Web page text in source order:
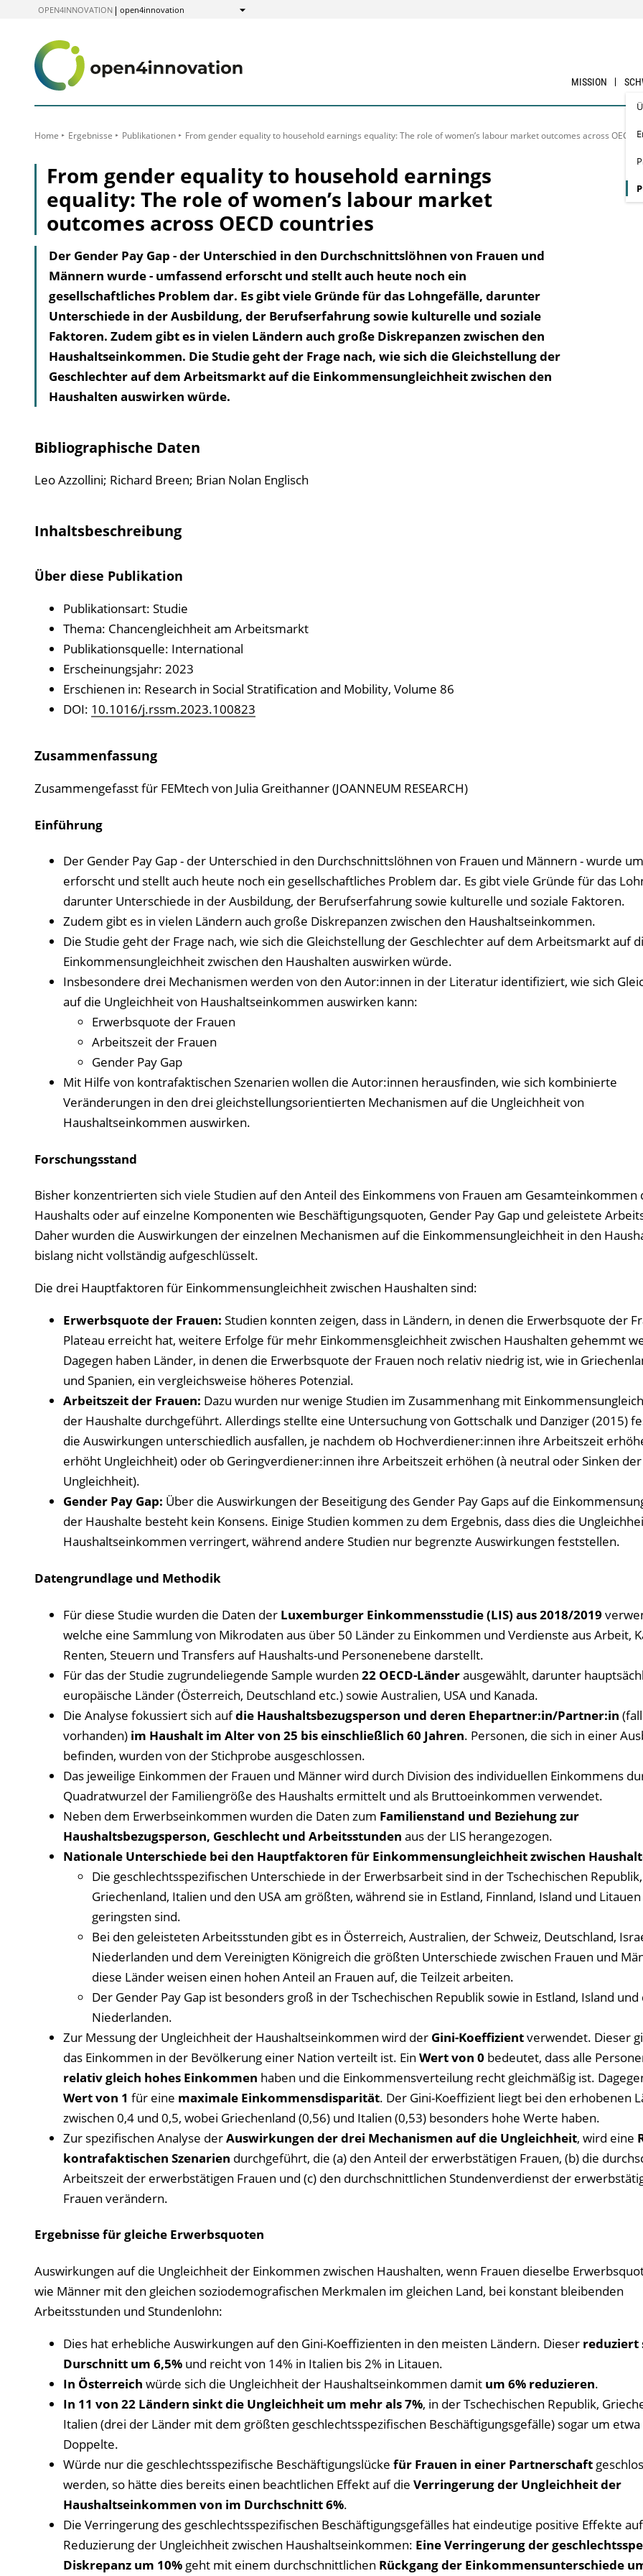
OPEN4INNOVATION open4innovation
Anzeigen
MISSION
Home Ergebnisse Publikationen From gender equality to household earnings equality: The role of women’s labour market outcomes across OECD
From gender equality to household earnings
equality: The role of women’s labour market
outcomes across OECD countries
Der Gender Pay Gap - der Unterschied in den Durchschnittslöhnen von Frauen und
Männern wurde - umfassend erforscht und stellt auch heute noch ein
gesellschaftliches Problem dar. Es gibt viele Gründe für das Lohngefälle, darunter
Unterschiede in der Ausbildung, der Berufserfahrung sowie kulturelle und soziale
Faktoren. Zudem gibt es in vielen Ländern auch große Diskrepanzen zwischen den
Haushaltseinkommen. Die Studie geht der Frage nach, wie sich die Gleichstellung der
Geschlechter auf dem Arbeitsmarkt auf die Einkommensungleichheit zwischen den
Haushalten auswirken würde.
Bibliographische Daten
Leo Azzollini; Richard Breen; Brian Nolan Englisch
Inhaltsbeschreibung
Über diese Publikation
Publikationsart: Studie
Thema: Chancengleichheit am Arbeitsmarkt
Publikationsquelle: International
Erscheinungsjahr: 2023
Erschienen in: Research in Social Stratification and Mobility, Volume 86
DOI: 10.1016/j.rssm.2023.100823
Zusammenfassung
Zusammengefasst für FEMtech von Julia Greithanner (JOANNEUM RESEARCH)
Einführung
Der Gender Pay Gap - der Unterschied in den Durchschnittslöhnen von Frauen und Männern - wurde
erforscht und stellt auch heute noch ein gesellschaftliches Problem dar. Es gibt viele Gründe für das
darunter Unterschiede in der Ausbildung, der Berufserfahrung sowie kulturelle und soziale Faktoren.
Zudem gibt es in vielen Ländern auch große Diskrepanzen zwischen den Haushaltseinkommen.
Die Studie geht der Frage nach, wie sich die Gleichstellung der Geschlechter auf dem Arbeitsmarkt auf
Einkommensungleichheit zwischen den Haushalten auswirken würde.
Insbesondere drei Mechanismen werden von den Autor:innen in der Literatur identifiziert, wie sich
auf die Ungleichheit von Haushaltseinkommen auswirken kann:
Erwerbsquote der Frauen
Arbeitszeit der Frauen
Gender Pay Gap
Mit Hilfe von kontrafaktischen Szenarien wollen die Autor:innen herausfinden, wie sich kombinierte
Veränderungen in den drei gleichstellungsorientierten Mechanismen auf die Ungleichheit von
Haushaltseinkommen auswirken.
Forschungsstand
Bisher konzentrierten sich viele Studien auf den Anteil des Einkommens von Frauen am Gesamteinkommen
Haushalts oder auf einzelne Komponenten wie Beschäftigungsquoten, Gender Pay Gap und geleistete
Daher wurden die Auswirkungen der einzelnen Mechanismen auf die Einkommensungleichheit in den
bislang nicht vollständig aufgeschlüsselt.
Die drei Hauptfaktoren für Einkommensungleichheit zwischen Haushalten sind:
Erwerbsquote der Frauen: Studien konnten zeigen, dass in Ländern, in denen die Erwerbsquote der
Plateau erreicht hat, weitere Erfolge für mehr Einkommensgleichheit zwischen Haushalten gehemmt
Dagegen haben Länder, in denen die Erwerbsquote der Frauen noch relativ niedrig ist, wie in
und Spanien, ein vergleichsweise höheres Potenzial.
Arbeitszeit der Frauen: Dazu wurden nur wenige Studien im Zusammenhang mit
der Haushalte durchgeführt. Allerdings stellte eine Untersuchung von Gottschalk und Danziger (2015)
die Auswirkungen unterschiedlich ausfallen, je nachdem ob Hochverdiener:innen ihre Arbeitszeit
erhöht Ungleichheit) oder ob Geringverdiener:innen ihre Arbeitszeit erhöhen (à neutral oder Sinken der
Ungleichheit).
Gender Pay Gap: Über die Auswirkungen der Beseitigung des Gender Pay Gaps auf die
der Haushalte besteht kein Konsens. Einige Studien kommen zu dem Ergebnis, dass dies die
Haushaltseinkommen verringert, während andere Studien nur begrenzte Auswirkungen feststellen.
Datengrundlage und Methodik
Für diese Studie wurden die Daten der Luxemburger Einkommensstudie (LIS) aus 2018/2019
welche eine Sammlung von Mikrodaten aus über 50 Länder zu Einkommen und Verdienste aus Arbeit,
Renten, Steuern und Transfers auf Haushalts-und Personenebene darstellt.
Für das der Studie zugrundeliegende Sample wurden 22 OECD-Länderausgewählt, darunter
europäische Länder (Österreich, Deutschland etc.) sowie Australien, USA und Kanada.
Die Analyse fokussiert sich aufdie Haushaltsbezugsperson und deren Ehepartner:in/Partner:in
vorhanden) im Haushalt im Alter von 25 bis einschließlich 60 Jahren. Personen, die sich in einer
befinden, wurden von der Stichprobe ausgeschlossen.
Das jeweilige Einkommen der Frauen und Männer wird durch Division des individuellen Einkommens
Quadratwurzel der Familiengröße des Haushalts ermittelt und als Bruttoeinkommen verwendet.
Neben dem Erwerbseinkommen wurden die Daten zum Familienstand und Beziehung zur
Haushaltsbezugsperson, Geschlecht und Arbeitsstunden aus der LIS herangezogen.
Nationale Unterschiede bei den Hauptfaktoren für Einkommensungleichheit zwischen
Die geschlechtsspezifischen Unterschiede in der Erwerbsarbeit sind in der Tschechischen
Griechenland, Italien und den USA am größten, während sie in Estland, Finnland, Island und
geringsten sind.
Bei den geleisteten Arbeitsstunden gibt es in Österreich, Australien, der Schweiz, Deutschland,
Niederlanden und dem Vereinigten Königreich die größten Unterschiede zwischen Frauen und
diese Länder weisen einen hohen Anteil an Frauen auf, die Teilzeit arbeiten.
Der Gender Pay Gap ist besonders groß in der Tschechischen Republik sowie in Estland, Island und
Niederlanden.
Zur Messung der Ungleichheit der Haushaltseinkommen wird der Gini-Koeffizientverwendet. Dieser
das Einkommen in der Bevölkerung einer Nation verteilt ist. Ein Wert von 0 bedeutet, dass alle
relativ gleich hohes Einkommen haben und die Einkommensverteilung recht gleichmäßig ist.
Wert von 1 für eine maximale Einkommensdisparität. Der Gini-Koeffizient liegt bei den erhobenen
zwischen 0,4 und 0,5, wobei Griechenland (0,56) und Italien (0,53) besonders hohe Werte haben.
Zur spezifischen Analyse derAuswirkungen der drei Mechanismen auf die Ungleichheit, wird eine
kontrafaktischen Szenarien durchgeführt, die (a) den Anteil der erwerbstätigen Frauen, (b) die
Arbeitszeit der erwerbstätigen Frauen und (c) den durchschnittlichen Stundenverdienst der
Frauen verändern.
Ergebnisse für gleiche Erwerbsquoten
Auswirkungen auf die Ungleichheit der Einkommen zwischen Haushalten, wenn Frauen dieselbe
wie Männer mit den gleichen soziodemografischen Merkmalen im gleichen Land, bei konstant bleibenden
Arbeitsstunden und Stundenlohn:
Dies hat erhebliche Auswirkungen auf den Gini-Koeffizienten in den meisten Ländern. Dieser reduziert
Durschnitt um 6,5%und reicht von 14% in Italien bis 2% in Litauen.
In Österreich würde sich die Ungleichheit der Haushaltseinkommen damitum 6% reduzieren.
In 11 von 22 Ländern sinkt die Ungleichheit um mehr als 7%, in der Tschechischen Republik,
Italien (drei der Länder mit dem größten geschlechtsspezifischen Beschäftigungsgefälle) sogar um etwa
Doppelte.
Würde nur die geschlechtsspezifische Beschäftigungslücke für Frauen in einer Partnerschaft
werden, so hätte dies bereits einen beachtlichen Effekt auf die Verringerung der Ungleichheit der
Haushaltseinkommen von im Durchschnitt 6%.
Die Verringerung des geschlechtsspezifischen Beschäftigungsgefälles hat eindeutige positive Effekte
Reduzierung der Ungleichheit zwischen Haushaltseinkommen: Eine Verringerung der
Diskrepanz um 10%geht mit einem durchschnittlichen Rückgang der Einkommensunterschiede